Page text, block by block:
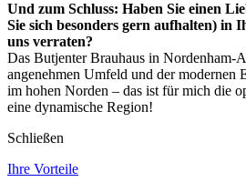
Und zum Schluss: Haben Sie einen
Sie sich besonders gern aufhalten) in
uns verraten?
Das Butjenter Brauhaus in Nordenham-
angenehmen Umfeld und der modernen
im hohen Norden – das ist für mich die
eine dynamische Region!
Schließen
Ihre Vorteile